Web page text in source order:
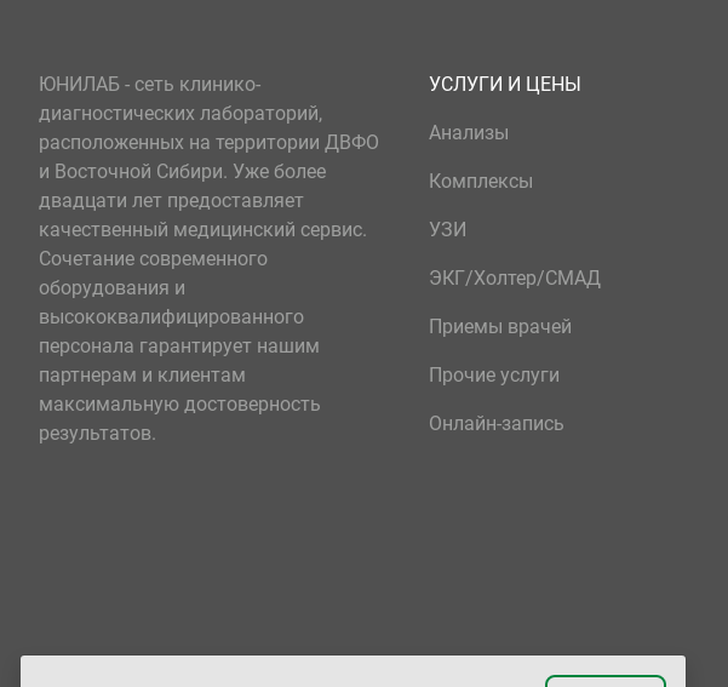
ЮНИЛАБ - сеть клинико-
диагностических лабораторий,
расположенных на территории ДВФО
и Восточной Сибири. Уже более
двадцати лет предоставляет
качественный медицинский сервис.
Сочетание современного
оборудования и
высококвалифицированного
персонала гарантирует нашим
партнерам и клиентам
максимальную достоверность
результатов.
УСЛУГИ И ЦЕНЫ
Анализы
Комплексы
УЗИ
ЭКГ/Холтер/СМАД
Приемы врачей
Прочие услуги
Онлайн-запись